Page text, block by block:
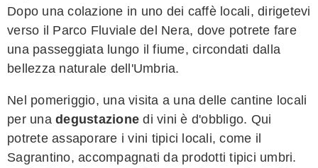
Dopo una colazione in uno dei caffè locali, dirigetevi
verso il Parco Fluviale del Nera, dove potrete fare
una passeggiata lungo il fiume, circondati dalla
bellezza naturale dell'Umbria.
Nel pomeriggio, una visita a una delle cantine locali
per una degustazione di vini è d'obbligo. Qui
potrete assaporare i vini tipici locali, come il
Sagrantino, accompagnati da prodotti tipici umbri.